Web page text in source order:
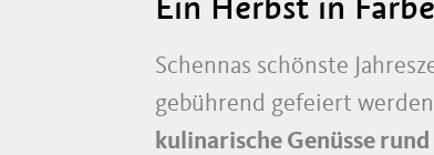
Schennas schönste
gebührend gefeiert
kulinarische Genüsse